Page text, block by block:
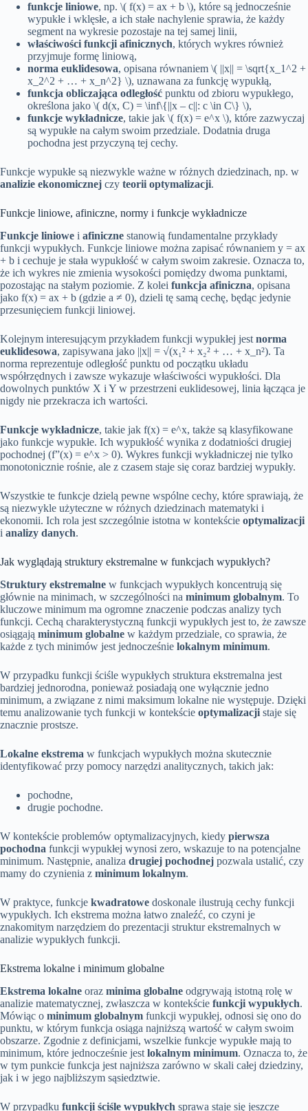
funkcje liniowe, np. \( f(x) = ax + b \), które są jednocześnie
wypukłe i wklęsłe, a ich stałe nachylenie sprawia, że każdy
segment na wykresie pozostaje na tej samej linii,
właściwości funkcji afinicznych, których wykres również
przyjmuje formę liniową,
norma euklidesowa, opisana równaniem \( ||x|| = \sqrt{x_1^2 +
x_2^2 + … + x_n^2} \), uznawana za funkcję wypukłą,
funkcja obliczająca odległość punktu od zbioru wypukłego,
określona jako \( d(x, C) = \inf\{||x – c||: c \in C\} \),
funkcje wykładnicze, takie jak \( f(x) = e^x \), które zazwyczaj
są wypukłe na całym swoim przedziale. Dodatnia druga
pochodna jest przyczyną tej cechy.
Funkcje wypukłe są niezwykle ważne w różnych dziedzinach, np. w
analizie ekonomicznej czy teorii optymalizacji.
Funkcje liniowe, afiniczne, normy i funkcje wykładnicze
Funkcje liniowe i afiniczne stanowią fundamentalne przykłady
funkcji wypukłych. Funkcje liniowe można zapisać równaniem y = ax
+ b i cechuje je stała wypukłość w całym swoim zakresie. Oznacza to,
że ich wykres nie zmienia wysokości pomiędzy dwoma punktami,
pozostając na stałym poziomie. Z kolei funkcja afiniczna, opisana
jako f(x) = ax + b (gdzie a ≠ 0), dzieli tę samą cechę, będąc jedynie
przesunięciem funkcji liniowej.
Kolejnym interesującym przykładem funkcji wypukłej jest norma
euklidesowa, zapisywana jako ||x|| = √(x₁² + x₂² + … + x_n²). Ta
norma reprezentuje odległość punktu od początku układu
współrzędnych i zawsze wykazuje właściwości wypukłości. Dla
dowolnych punktów X i Y w przestrzeni euklidesowej, linia łącząca je
nigdy nie przekracza ich wartości.
Funkcje wykładnicze, takie jak f(x) = e^x, także są klasyfikowane
jako funkcje wypukłe. Ich wypukłość wynika z dodatniości drugiej
pochodnej (f”(x) = e^x > 0). Wykres funkcji wykładniczej nie tylko
monotonicznie rośnie, ale z czasem staje się coraz bardziej wypukły.
Wszystkie te funkcje dzielą pewne wspólne cechy, które sprawiają, że
są niezwykle użyteczne w różnych dziedzinach matematyki i
ekonomii. Ich rola jest szczególnie istotna w kontekście optymalizacji
i analizy danych.
Jak wyglądają struktury ekstremalne w funkcjach wypukłych?
Struktury ekstremalne w funkcjach wypukłych koncentrują się
głównie na minimach, w szczególności na minimum globalnym. To
kluczowe minimum ma ogromne znaczenie podczas analizy tych
funkcji. Cechą charakterystyczną funkcji wypukłych jest to, że zawsze
osiągają minimum globalne w każdym przedziale, co sprawia, że
każde z tych minimów jest jednocześnie lokalnym minimum.
W przypadku funkcji ściśle wypukłych struktura ekstremalna jest
bardziej jednorodna, ponieważ posiadają one wyłącznie jedno
minimum, a związane z nimi maksimum lokalne nie występuje. Dzięki
temu analizowanie tych funkcji w kontekście optymalizacji staje się
znacznie prostsze.
Lokalne ekstrema w funkcjach wypukłych można skutecznie
identyfikować przy pomocy narzędzi analitycznych, takich jak:
pochodne,
drugie pochodne.
W kontekście problemów optymalizacyjnych, kiedy pierwsza
pochodna funkcji wypukłej wynosi zero, wskazuje to na potencjalne
minimum. Następnie, analiza drugiej pochodnej pozwala ustalić, czy
mamy do czynienia z minimum lokalnym.
W praktyce, funkcje kwadratowe doskonale ilustrują cechy funkcji
wypukłych. Ich ekstrema można łatwo znaleźć, co czyni je
znakomitym narzędziem do prezentacji struktur ekstremalnych w
analizie wypukłych funkcji.
Ekstrema lokalne i minimum globalne
Ekstrema lokalne oraz minima globalne odgrywają istotną rolę w
analizie matematycznej, zwłaszcza w kontekście funkcji wypukłych.
Mówiąc o minimum globalnym funkcji wypukłej, odnosi się ono do
punktu, w którym funkcja osiąga najniższą wartość w całym swoim
obszarze. Zgodnie z definicjami, wszelkie funkcje wypukłe mają to
minimum, które jednocześnie jest lokalnym minimum. Oznacza to, że
w tym punkcie funkcja jest najniższa zarówno w skali całej dziedziny,
jak i w jego najbliższym sąsiedztwie.
W przypadku funkcji ściśle wypukłych sprawa staje się jeszcze